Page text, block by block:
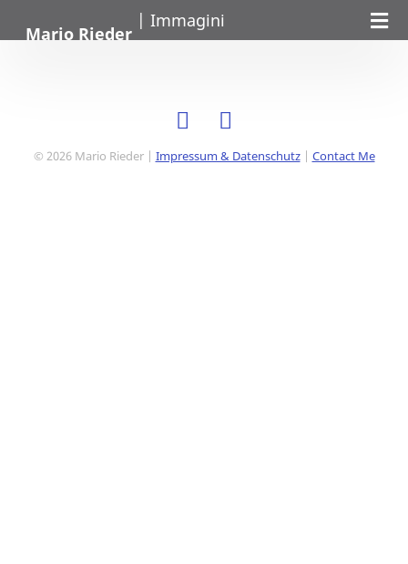
Mario Rieder
| Immagini
© 2026 Mario Rieder | Impressum & Datenschutz| Contact Me